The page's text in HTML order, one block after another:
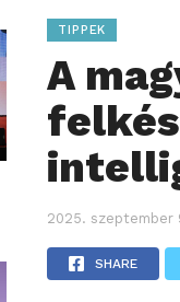
TIPPEK
A
2025. szeptember
SHARE